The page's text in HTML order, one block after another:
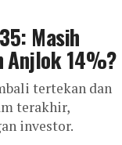
Masih
Anjlok 14%?
tertekan dan
terakhir,
investor.